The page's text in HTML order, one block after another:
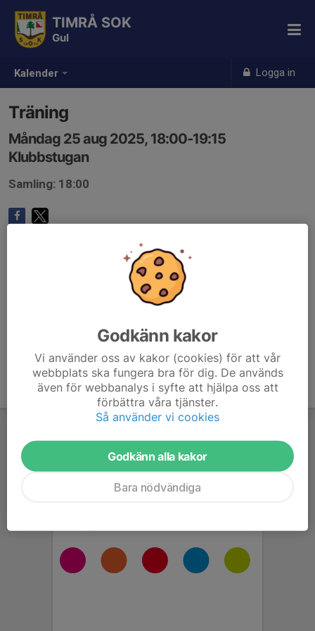
Kalender Logga in
TIMRÅ SOK
Gul
Träning
Måndag 25 aug 2025, 18:00-19:15
Klubbstugan
Samling: 18:00
Godkänn kakor
Vi använder oss av kakor (cookies) för att vår
webbplats ska fungera bra för dig. De används
även för webbanalys i syfte att hjälpa oss att
förbättra våra tjänster.
Så använder vi cookies
Godkänn alla kakor
Bara nödvändiga